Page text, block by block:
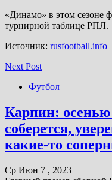
«Динамо» в этом сезоне
турнирной таблице РПЛ.
Источник: rusfootball.info
Next Post
Футбол
Карпин: осенью
соберется,
какие-то
Ср Июн 7 , 2023